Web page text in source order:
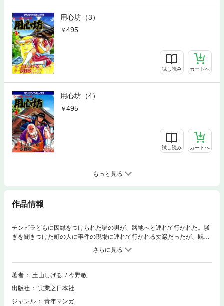
用心坊（3）
495
試し読み カートへ
用心坊（4）
495
試し読み カートへ
もっと見る
作品情報
チンピラどもに因縁をつけられた謎の男が、路地へと連れて行かれた。騒
ぎを聞きつけた町の人に事件の現場に連れて行かれる丈巌だったが、既に
チンピラ達は死亡しており、しかも死体には傷ひとつなかった。翌日の新
聞を見ても死因は不明で、心臓マヒとしか考えられないことに疑問を感じ
る丈巌。ある日、ヤクザ同士の争いを止めた丈巌は、倉志間組の五十嵐か
ら「いずれアイサツはさせてもらう」と警告される。そして、五十嵐は組
して青円と丈巌はいかに立ち向かうのか!?
著者 土山しげる
今野敏
出版社
実業之日本社
ジャンル
青年マンガ